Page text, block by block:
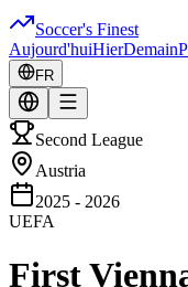
Soccer's Finest
Aujourd'huiHierDemain
FR
Second League
Austria
2025 - 2026
UEFA
First